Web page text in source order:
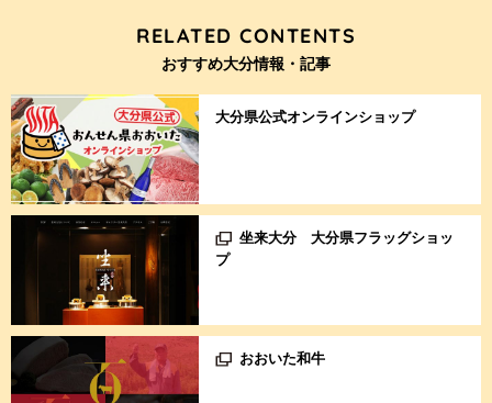
RELATED CONTENTS
おすすめ大分情報・記事
大分県公式オンラインショップ
坐来大分 大分県フラッグショッ
プ
おおいた和牛